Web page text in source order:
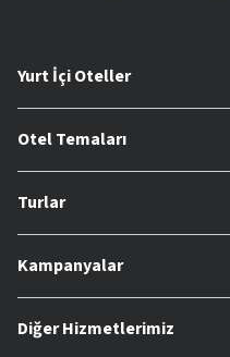
Yurt İçi Oteller
Otel Temaları
Turlar
Kampanyalar
Diğer Hizmetlerimiz